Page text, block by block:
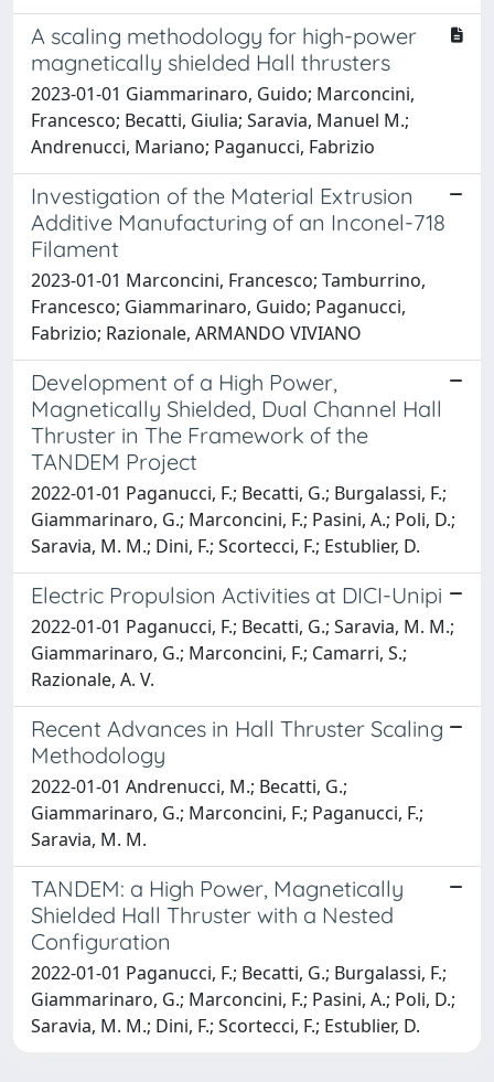
A scaling methodology for high-power
magnetically shielded Hall thrusters
2023-01-01 Giammarinaro, Guido; Marconcini,
Francesco; Becatti, Giulia; Saravia, Manuel M.;
Andrenucci, Mariano; Paganucci, Fabrizio
Investigation of the Material Extrusion
Additive Manufacturing of an Inconel-718
Filament
2023-01-01 Marconcini, Francesco; Tamburrino,
Francesco; Giammarinaro, Guido; Paganucci,
Fabrizio; Razionale, ARMANDO VIVIANO
Development of a High Power,
Magnetically Shielded, Dual Channel Hall
Thruster in The Framework of the
TANDEM Project
2022-01-01 Paganucci, F.; Becatti, G.; Burgalassi, F.;
Giammarinaro, G.; Marconcini, F.; Pasini, A.; Poli, D.;
Saravia, M. M.; Dini, F.; Scortecci, F.; Estublier, D.
Electric Propulsion Activities at DICI-Unipi
2022-01-01 Paganucci, F.; Becatti, G.; Saravia, M. M.;
Giammarinaro, G.; Marconcini, F.; Camarri, S.;
Razionale, A. V.
Recent Advances in Hall Thruster Scaling
Methodology
2022-01-01 Andrenucci, M.; Becatti, G.;
Giammarinaro, G.; Marconcini, F.; Paganucci, F.;
Saravia, M. M.
TANDEM: a High Power, Magnetically
Shielded Hall Thruster with a Nested
Configuration
2022-01-01 Paganucci, F.; Becatti, G.; Burgalassi, F.;
Giammarinaro, G.; Marconcini, F.; Pasini, A.; Poli, D.;
Saravia, M. M.; Dini, F.; Scortecci, F.; Estublier, D.